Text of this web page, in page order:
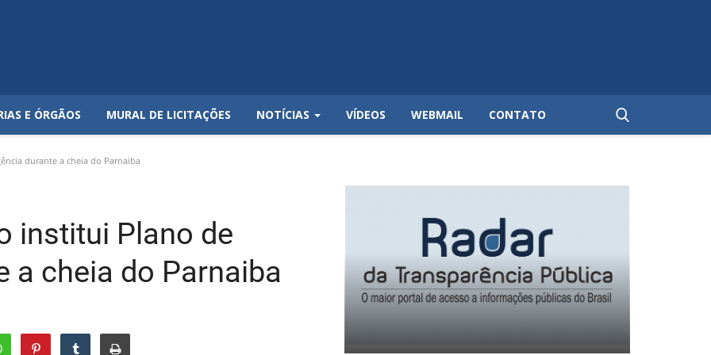
E ÓRGÃOS MURAL DE LICITAÇÕES NOTÍCIAS VÍDEOS WEBMAIL CONTATO
durante a cheia do Parnaiba
institui Plano de
a cheia do Parnaiba